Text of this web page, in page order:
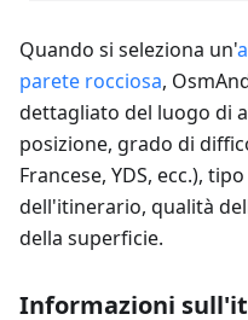
Quando si seleziona un'
parete rocciosa,
dettagliato del luogo di
posizione, grado di
Francese, YDS, ecc.),
dell'itinerario, qualità
della superficie.
Informazioni